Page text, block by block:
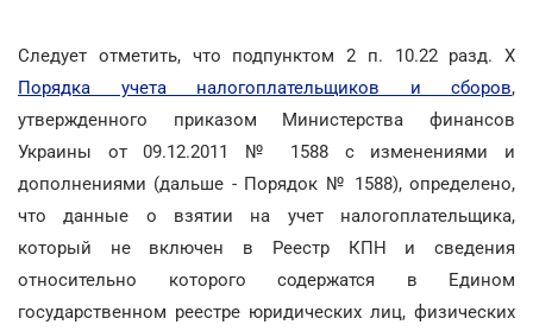
Следует отметить, что подпунктом 2 п. 10.22 разд. Х
Порядка учета налогоплательщиков и сборов,
утвержденного приказом Министерства финансов
Украины от 09.12.2011 № 1588 с изменениями и
дополнениями (дальше - Порядок № 1588), определено,
что данные о взятии на учет налогоплательщика,
который не включен в Реестр КПН и сведения
относительно которого содержатся в Едином
государственном реестре юридических лиц, физических